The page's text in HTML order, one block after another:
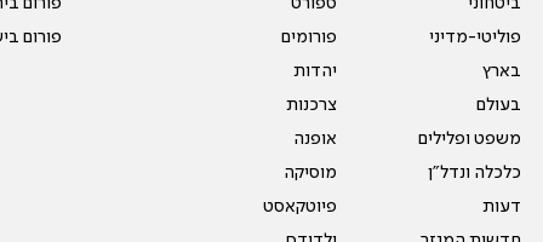
פוליטי-מדיני
בארץ
בעולם
משפט ופלילים
כלכלה ונדל"ן
דעות
פורומים
יהדות
צרכנות
אופנה
מוסיקה
פיוטקאסט
פורום